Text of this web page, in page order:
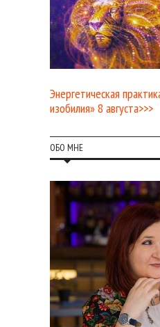
Энергетическая
изобилия» 8 августа>>>
ОБО МНЕ